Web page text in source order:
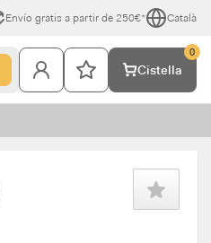
Envío gratis a partir de 250€* Català
Cistella
0